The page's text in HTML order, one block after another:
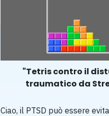
"Tetris contro il
traumatico da
Ciao, il PTSD può essere